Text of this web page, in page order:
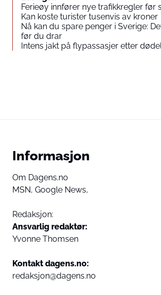
Ferieøy innfører nye trafikkregler før
Kan koste turister tusenvis av kroner
Nå kan du spare penger i Sverige:
før du drar
Intens jakt på flypassasjer etter
Informasjon
Om Dagens.no
MSN, Google News,
Redaksjon:
Ansvarlig redaktør:
Yvonne Thomsen
Kontakt dagens.no:
redaksjon@dagens.no